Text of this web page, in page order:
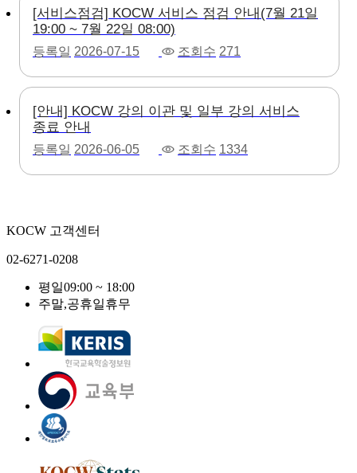
[서비스점검] KOCW 서비스 점검 안내(7월 21일
19:00 ~ 7월 22일 08:00)
등록일 2026-07-15 조회수 271
[안내] KOCW 강의 이관 및 일부 강의 서비스
종료 안내
등록일 2026-06-05 조회수 1334
KOCW 고객센터
02-6271-0208
평일09:00 ~ 18:00
주말,공휴일휴무